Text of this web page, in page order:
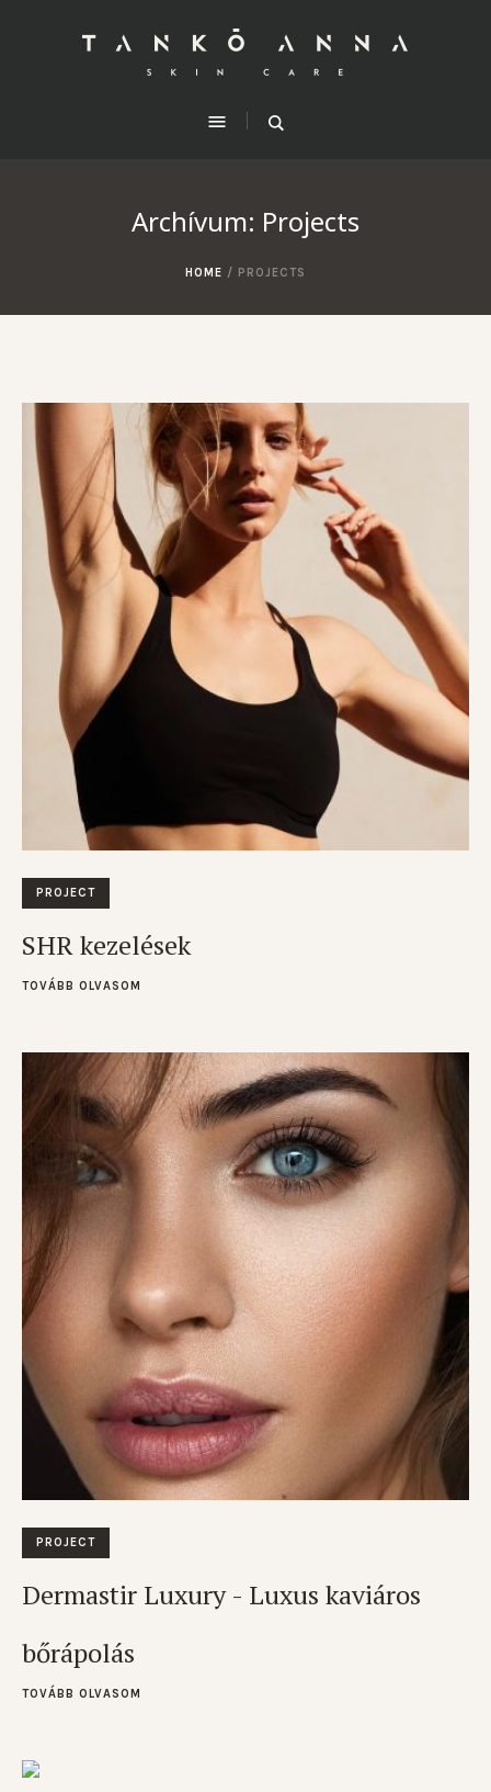
Archívum: Projects
HOME / PROJECTS
PROJECT
SHR kezelések
TOVÁBB OLVASOM
PROJECT
Dermastir Luxury - Luxus kaviáros
bőrápolás
TOVÁBB OLVASOM